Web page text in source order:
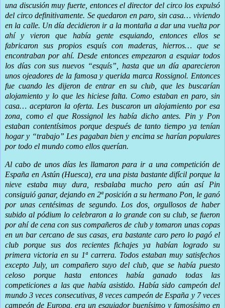
una discusión muy fuerte, entonces el director del circo los expulsó
del circo definitivamente. Se quedaron en paro, sin casa… viviendo
en la calle. Un día decidieron ir a la montaña a dar una vuelta por
ahí y vieron que había gente esquiando, entonces ellos se
fabricaron sus propios esquís con maderas, hierros… que se
encontraban por ahí. Desde entonces empezaron a esquiar todos
los días con sus nuevos “esquís”, hasta que un día aparecieron
unos ojeadores de la famosa y querida marca Rossignol. Entonces
fue cuando les dijeron de entrar en su club, que les buscarían
alojamiento y lo que les hiciese falta. Como estaban en paro, sin
casa… aceptaron la oferta. Les buscaron un alojamiento por esa
zona, como el que Rossignol les había dicho antes. Pin y Pon
estaban contentísimos porque después de tanto tiempo ya tenían
hogar y “trabajo” Les pagaban bien y encima se harían populares
por todo el mundo como ellos querían.
Al cabo de unos días les llamaron para ir a una competición de
España en Astún (Huesca), era una pista bastante difícil porque la
nieve estaba muy dura, resbalaba mucho pero aún así Pin
consiguió ganar, dejando en 2ª posición a su hermano Pon, le ganó
por unas centésimas de segundo. Los dos, orgullosos de haber
subido al pódium lo celebraron a lo grande con su club, se fueron
por ahí de cena con sus compañeros de club y tomaron unas copas
en un bar cercano de sus casas, era bastante caro pero lo pagó el
club porque sus dos recientes fichajes ya habían logrado su
primera victoria en su 1ª carrera. Todos estaban muy satisfechos
excepto July, un compañero suyo del club, que se había puesto
celoso porque hasta entonces había ganado todas las
competiciones a las que había asistido. Había sido campeón del
mundo 3 veces consecutivas, 8 veces campeón de España y 7 veces
campeón de Europa, era un esquiador buenísimo y famosísimo en